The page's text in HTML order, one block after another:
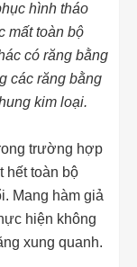
hình tháo
mất toàn bộ
có răng bằng
các răng bằng
kim loại.
trường hợp
hết toàn bộ
Mang hàm giả
hiện không
xung quanh.